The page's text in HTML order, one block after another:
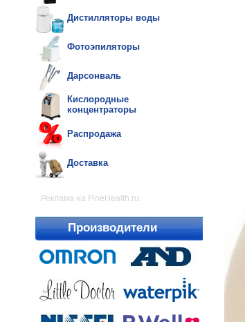
Дистилляторы воды
Фотоэпиляторы
Дарсонваль
Кислородные
концентраторы
Распродажа
Доставка
Реклама на FineHealth.ru:
Производители